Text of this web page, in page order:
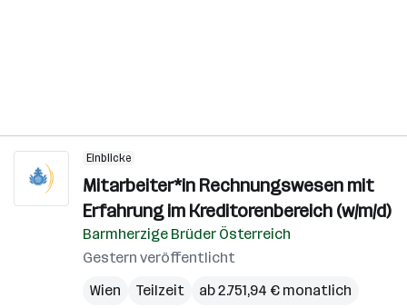
Einblicke
Mitarbeiter*in Rechnungswesen mit
Erfahrung im Kreditorenbereich (w/m/d)
Barmherzige Brüder Österreich
Gestern veröffentlicht
Wien
Teilzeit ab 2.751,94 € monatlich